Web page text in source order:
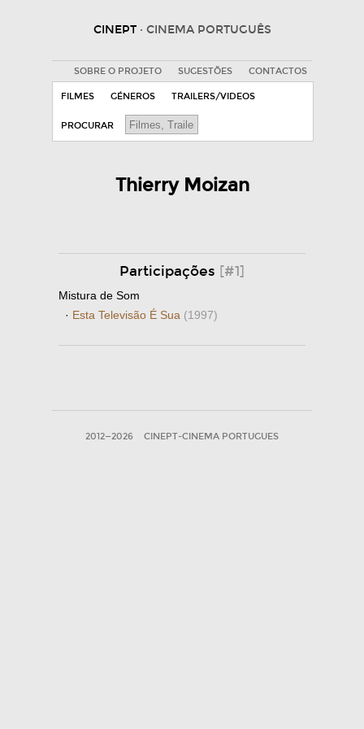
CINEPT · CINEMA PORTUGUÊS
SOBRE O PROJETO SUGESTÕES CONTACTOS
FILMES GÉNEROS TRAILERS/VIDEOS
PROCURAR
Thierry Moizan
Participações [#1]
Mistura de Som
· Esta Televisão É Sua (1997)
2012—2026 CINEPT-CINEMA PORTUGUES